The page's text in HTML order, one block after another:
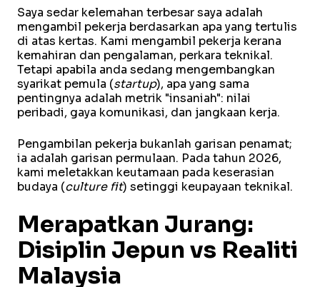
Saya sedar kelemahan terbesar saya adalah
mengambil pekerja berdasarkan apa yang tertulis
di atas kertas. Kami mengambil pekerja kerana
kemahiran dan pengalaman, perkara teknikal.
Tetapi apabila anda sedang mengembangkan
syarikat pemula (startup), apa yang sama
pentingnya adalah metrik "insaniah": nilai
peribadi, gaya komunikasi, dan jangkaan kerja.
Pengambilan pekerja bukanlah garisan penamat;
ia adalah garisan permulaan. Pada tahun 2026,
kami meletakkan keutamaan pada keserasian
budaya (culture fit) setinggi keupayaan teknikal.
Merapatkan Jurang:
Disiplin Jepun vs Realiti
Malaysia